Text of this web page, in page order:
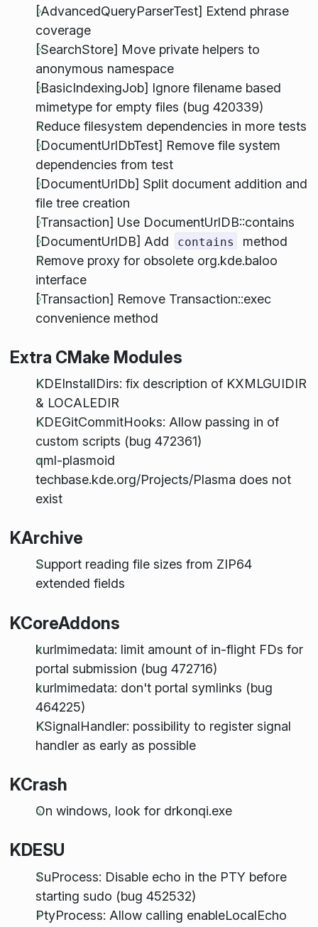
[AdvancedQueryParserTest] Extend phrase
coverage
[SearchStore] Move private helpers to
anonymous namespace
[BasicIndexingJob] Ignore filename based
mimetype for empty files (bug 420339)
Reduce filesystem dependencies in more tests
[DocumentUrlDbTest] Remove file system
dependencies from test
[DocumentUrlDb] Split document addition and
file tree creation
[Transaction] Use DocumentUrlDB::contains
[DocumentUrlDB] Add
contains
method
Remove proxy for obsolete org.kde.baloo
interface
[Transaction] Remove Transaction::exec
convenience method
Extra CMake Modules
KDEInstallDirs: fix description of KXMLGUIDIR
& LOCALEDIR
KDEGitCommitHooks: Allow passing in of
custom scripts (bug 472361)
qml-plasmoid
techbase.kde.org/Projects/Plasma does not
exist
KArchive
Support reading file sizes from ZIP64
extended fields
KCoreAddons
kurlmimedata: limit amount of in-flight FDs for
portal submission (bug 472716)
kurlmimedata: don't portal symlinks (bug
464225)
KSignalHandler: possibility to register signal
handler as early as possible
KCrash
On windows, look for drkonqi.exe
KDESU
SuProcess: Disable echo in the PTY before
starting sudo (bug 452532)
PtyProcess: Allow calling enableLocalEcho